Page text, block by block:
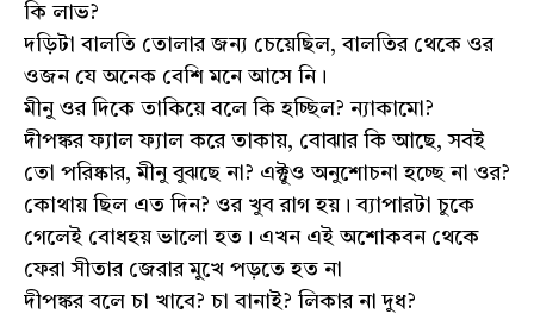
কি লাভ?
দড়িটা বালতি তোলার জন্য চেয়েছিল, বালতির থেকে ওর
ওজন যে অনেক বেশি মনে আসে নি।
মীনু ওর দিকে তাকিয়ে বলে কি হচ্ছিল? ন্যাকামো?
দীপঙ্কর ফ্যাল ফ্যাল করে তাকায়, বোঝার কি আছে, সবই
তো পরিষ্কার, মীনু বুঝছে না? এক্টুও অনুশোচনা হচ্ছে না ওর?
কোথায় ছিল এত দিন? ওর খুব রাগ হয়। ব্যাপারটা চুকে
গেলেই বোধহয় ভালো হত। এখন এই অশোকবন থেকে
ফেরা সীতার জেরার মুখে পড়তে হত না
দীপঙ্কর বলে চা খাবে? চা বানাই? লিকার না দুধ?